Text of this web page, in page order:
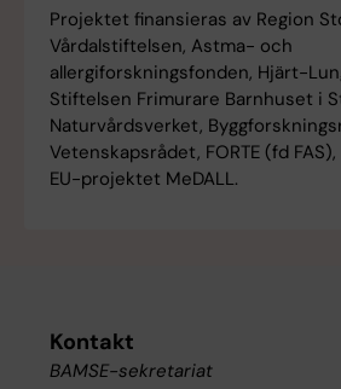
Projektet finansieras av Region
Vårdalstiftelsen, Astma- och
allergiforskningsfonden, Hjärt-
Stiftelsen Frimurare Barnhuset i
Naturvårdsverket,
Vetenskapsrådet, FORTE (fd
EU-projektet MeDALL.
Kontakt
BAMSE-sekretariat